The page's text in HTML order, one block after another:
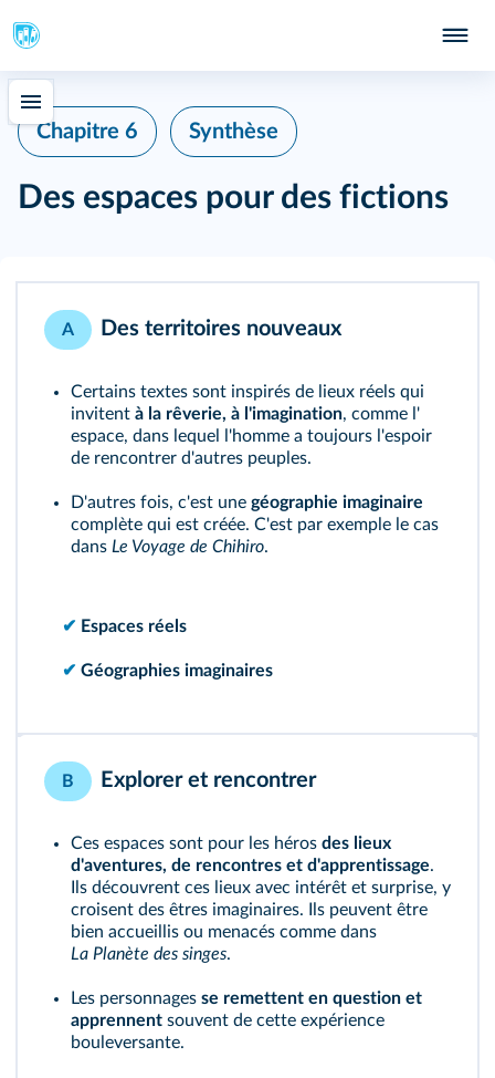
Chapitre 6 Synthèse
Des espaces pour des fictions
A Des territoires nouveaux
Certains textes sont inspirés de lieux réels qui
invitent à la rêverie, à l'imagination, comme l'
espace, dans lequel l'homme a toujours l'espoir
de rencontrer d'autres peuples.
D'autres fois, c'est une géographie imaginaire
complète qui est créée. C'est par exemple le cas
dans Le Voyage de Chihiro.
✔ Espaces réels
✔ Géographies imaginaires
B Explorer et rencontrer
Ces espaces sont pour les héros des lieux
d'aventures, de rencontres et d'apprentissage.
Ils découvrent ces lieux avec intérêt et surprise, y
croisent des êtres imaginaires. Ils peuvent être
bien accueillis ou menacés comme dans
La Planète des singes.
Les personnages se remettent en question et
apprennent souvent de cette expérience
bouleversante.